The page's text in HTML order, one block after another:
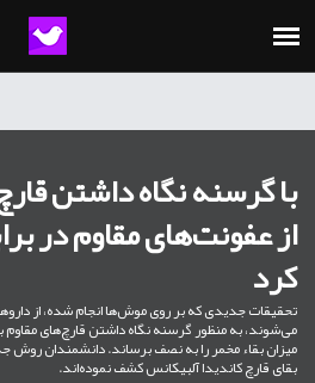
با گرسنه نگاه داشتن
از عفونت‌های مقاوم در
کرد
تحقیقات جدیدی که بر روی موش‌ها انجام شده، از
می‌شوند، به منظور گرسنه نگاه داشتن قارچ‌های مقاوم
میزان بقاء مخمر را به نصف برساند. دانشمندان روش
بقای قارچ کاندیدا آلبیکانس کشف نموده‌اند.